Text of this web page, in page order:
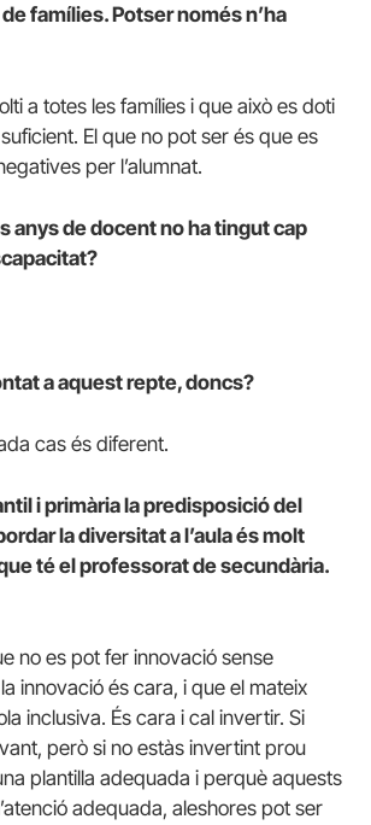
famílies. Potser només n’ha
a totes les famílies i que això es doti
El que no pot ser és que es
per l’alumnat.
anys de docent no ha tingut cap
a aquest repte, doncs?
cas és diferent.
i primària la predisposició del
la diversitat a l’aula és molt
té el professorat de secundària.
no es pot fer innovació sense
innovació és cara, i que el mateix
inclusiva. És cara i cal invertir. Si
però si no estàs invertint prou
plantilla adequada i perquè aquests
adequada, aleshores pot ser